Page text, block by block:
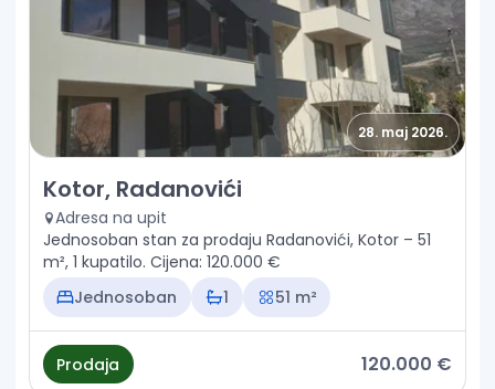
28. maj 2026.
Prodaja - Stan Kotor, Radanovići
Kotor, Radanovići
Adresa na upit
Jednosoban stan za prodaju Radanovići, Kotor – 51
m², 1 kupatilo. Cijena: 120.000 €
Jednosoban
1 51 m²
Prodaja 120.000 €